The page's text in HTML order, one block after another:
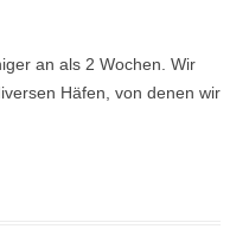
an als 2 Wochen. Wir
Häfen, von denen wir